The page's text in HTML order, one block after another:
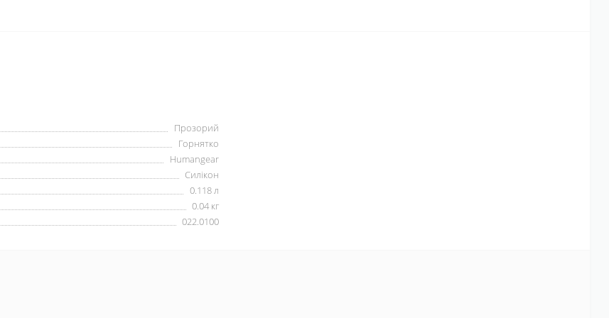
Прозорий
Горнятко
Humangear
Силікон
0.118 л
0.04 кг
022.0100